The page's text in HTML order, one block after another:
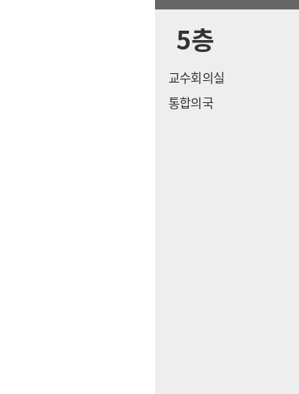
5층
교수회의실
통합의국